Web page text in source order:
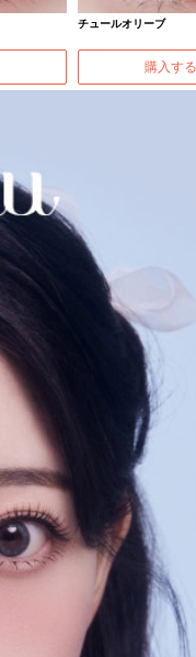
チュールオリーブ
購入する